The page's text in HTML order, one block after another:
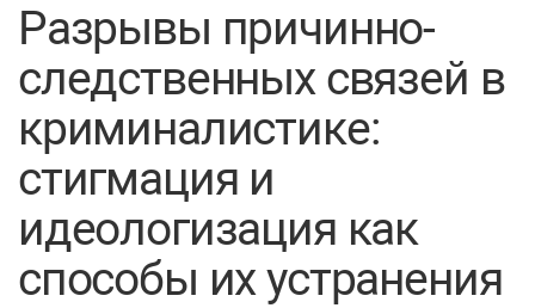
Разрывы причинно-
следственных связей в
криминалистике:
стигмация и
идеологизация как
способы их устранения